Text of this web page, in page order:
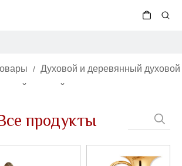
/ Духовой и деревянный духовой
духовой инструмент
продукты